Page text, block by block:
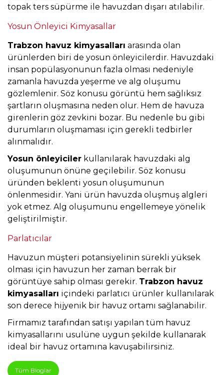
topak ters süpürme ile havuzdan dışarı atılabilir.
Yosun Önleyici Kimyasallar
Trabzon havuz kimyasalları arasında olan
ürünlerden biri de yosun önleyicilerdir. Havuzdaki
insan popülasyonunun fazla olması nedeniyle
zamanla havuzda yeşerme ve alg oluşumu
gözlemlenir. Söz konusu görüntü hem sağlıksız
şartların oluşmasına neden olur. Hem de havuza
girenlerin göz zevkini bozar. Bu nedenle bu gibi
durumların oluşmaması için gerekli tedbirler
alınmalıdır.
Yosun önleyiciler kullanılarak havuzdaki alg
oluşumunun önüne geçilebilir. Söz konusu
üründen beklenti yosun oluşumunun
önlenmesidir. Yani ürün havuzda oluşmuş algleri
yok etmez. Alg oluşumunu engellemeye yönelik
geliştirilmiştir.
Parlatıcılar
Havuzun müşteri potansiyelinin sürekli yüksek
olması için havuzun her zaman berrak bir
görüntüye sahip olması gerekir. Trabzon havuz
kimyasalları içindeki parlatıcı ürünler kullanılarak
son derece hijyenik bir havuz ortamı sağlanabilir.
Firmamız tarafından satışı yapılan tüm havuz
kimyasallarını usulüne uygun şekilde kullanarak
ideal bir havuz ortamına kavuşabilirsiniz.
Tüm Bloglar